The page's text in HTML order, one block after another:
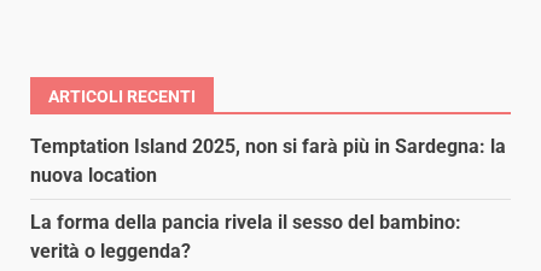
ARTICOLI RECENTI
Temptation Island 2025, non si farà più in Sardegna: la
nuova location
La forma della pancia rivela il sesso del bambino:
verità o leggenda?